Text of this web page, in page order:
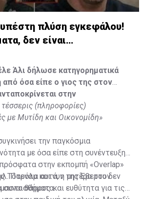
πλύση εγκεφάλου!
δεν είναι
Άλι δήλωσε κατηγορηματικά
από όσα είπε ο γιος της στον
στην
(πληροφορίες)
με Μυτίδη και Οικονομίδη»
την παγκόσμια
με όσα είπε στη συνέντευξη
στην εκπομπή «Overlap»
Παρόλα αυτά, η μητέρα του δεν
συναισθήματα.
Τότεναμ και νυν της Έβερτον
θάρρος και ευθύτητα για τις